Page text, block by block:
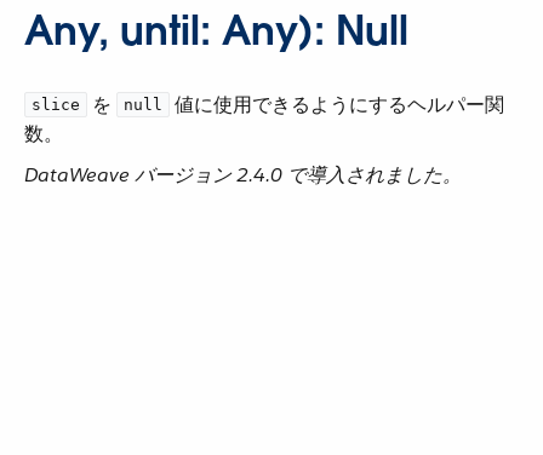
Any, until: Any): Null
slice ​ を ​ null
​ 値に使用できるようにするヘルパー関
数。
DataWeave バージョン 2.4.0 で導入されました。